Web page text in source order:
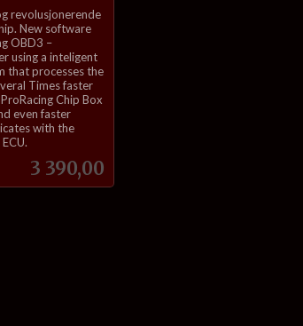
Pris
3 390,00
revolusjonerende
New software
OBD3 –
using a inteligent
that processes the
Times faster
Chip Box
even faster
with the